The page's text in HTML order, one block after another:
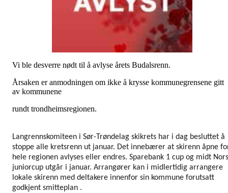
Vi ble desverre nødt til å avlyse årets Budalsrenn.
Årsaken er anmodningen om ikke å krysse kommunegrensene gitt
av kommunene
rundt trondheimsregionen.
Langrennskomiteen i Sør-Trøndelag skikrets har i dag besluttet å
stoppe alle kretsrenn ut januar. Det innebærer at skirenn åpne
hele regionen avlyses eller endres. Sparebank 1 cup og midt
juniorcup utgår i januar. Arrangører kan i midlertidig arrangere
lokale skirenn med deltakere innenfor sin kommune forutsatt
godkjent smitteplan .